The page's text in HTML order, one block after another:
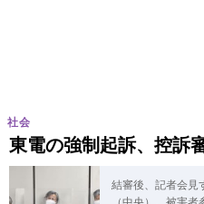
東電の強制起訴、控訴
社会
結審後、記者会見
（中央）、被害